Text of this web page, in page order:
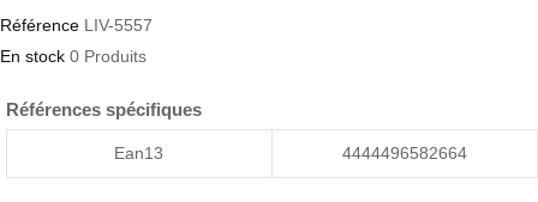
Référence LIV-5557
En stock 0 Produits
Références spécifiques
Ean13 4444496582664